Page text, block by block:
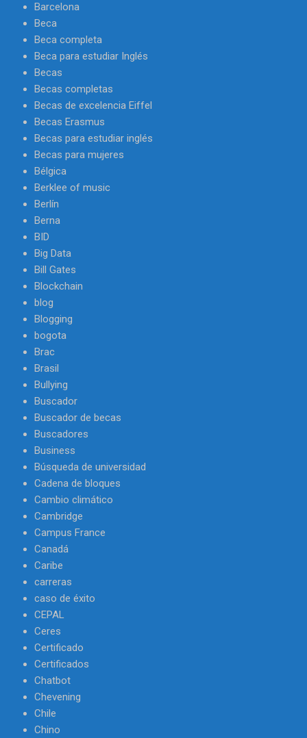
Barcelona
Beca
Beca completa
Beca para estudiar Inglés
Becas
Becas completas
Becas de excelencia Eiffel
Becas Erasmus
Becas para estudiar inglés
Becas para mujeres
Bélgica
Berklee of music
Berlín
Berna
BID
Big Data
Bill Gates
Blockchain
blog
Blogging
bogota
Brac
Brasil
Bullying
Buscador
Buscador de becas
Buscadores
Business
Búsqueda de universidad
Cadena de bloques
Cambio climático
Cambridge
Campus France
Canadá
Caribe
carreras
caso de éxito
CEPAL
Ceres
Certificado
Certificados
Chatbot
Chevening
Chile
Chino